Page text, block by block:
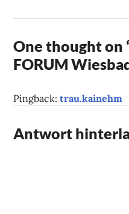
One thought on
FORUM
Pingback:trau.kainehm
Antwort